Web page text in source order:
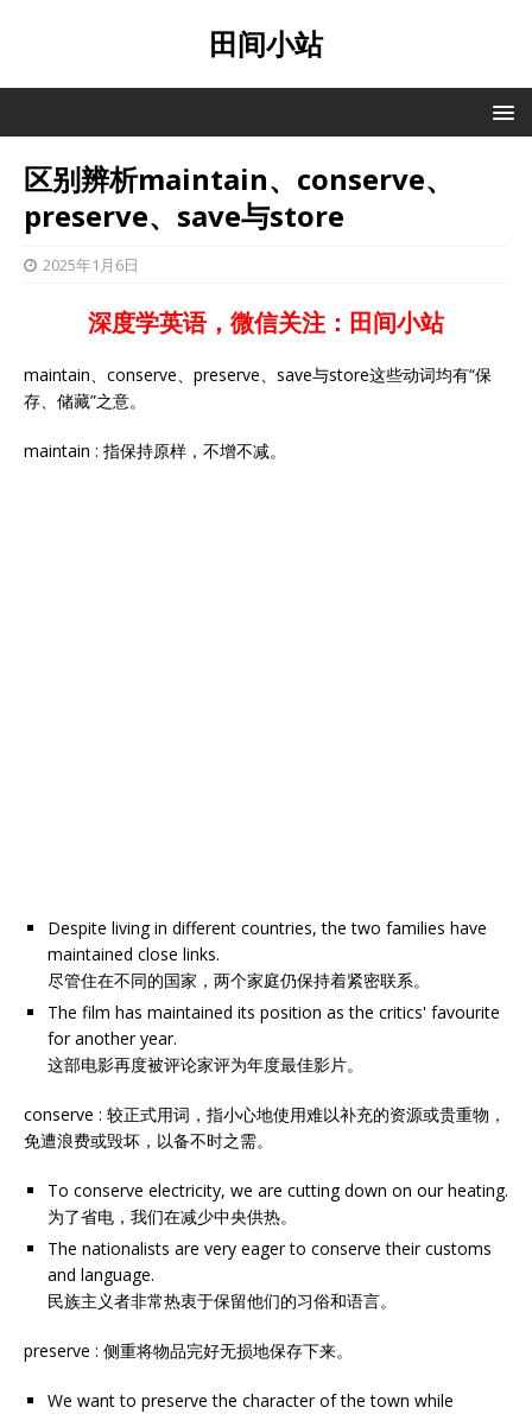
田间小站
区别辨析maintain、conserve、
preserve、save与store
2025年1月6日
深度学英语，微信关注：田间小站
maintain、conserve、preserve、save与store这些动词均有“保
存、储藏”之意。
maintain : 指保持原样，不增不减。
Despite living in different countries, the two families have
maintained close links.
尽管住在不同的国家，两个家庭仍保持着紧密联系。
The film has maintained its position as the critics' favourite
for another year.
这部电影再度被评论家评为年度最佳影片。
conserve : 较正式用词，指小心地使用难以补充的资源或贵重物，
免遭浪费或毁坏，以备不时之需。
To conserve electricity, we are cutting down on our heating.
为了省电，我们在减少中央供热。
The nationalists are very eager to conserve their customs
and language.
民族主义者非常热衷于保留他们的习俗和语言。
preserve : 侧重将物品完好无损地保存下来。
We want to preserve the character of the town while